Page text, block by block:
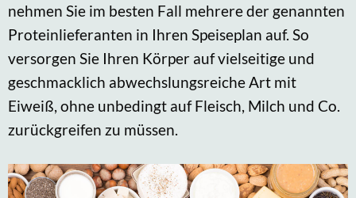
nehmen Sie im besten Fall mehrere der genannten
Proteinlieferanten in Ihren Speiseplan auf. So
versorgen Sie Ihren Körper auf vielseitige und
geschmacklich abwechslungsreiche Art mit
Eiweiß, ohne unbedingt auf Fleisch, Milch und Co.
zurückgreifen zu müssen.